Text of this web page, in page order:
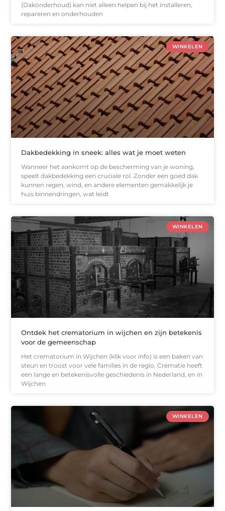
(Dakonderhoud) kan niet alleen helpen bij het installeren,
repareren en onderhouden
WINKELEN
Dakbedekking in sneek: alles wat je moet weten
Wanneer het aankomt op de bescherming van je woning,
speelt dakbedekking een cruciale rol. Zonder een goed dak
kunnen regen, wind, en andere elementen gemakkelijk je
huis binnendringen, wat leidt
WINKELEN
Ontdek het crematorium in wijchen en zijn betekenis
voor de gemeenschap
Het crematorium in Wijchen (klik voor info) is een baken van
steun en troost voor vele families in de regio. Crematie heeft
een lange en betekenisvolle geschiedenis in Nederland, en in
Wijchen
WINKELEN